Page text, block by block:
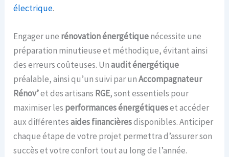
électrique.
Engager une rénovation énergétiquenécessite une
préparation minutieuse et méthodique, évitant ainsi
des erreurs coûteuses. Unaudit énergétique
préalable, ainsi qu’un suivi par unAccompagnateur
Rénov’et des artisans RGE, sont essentiels pour
maximiser les performances énergétiqueset accéder
aux différentesaides financièresdisponibles. Anticiper
chaque étape de votre projet permettra d’assurer son
succès et votre confort tout au long de l’année.